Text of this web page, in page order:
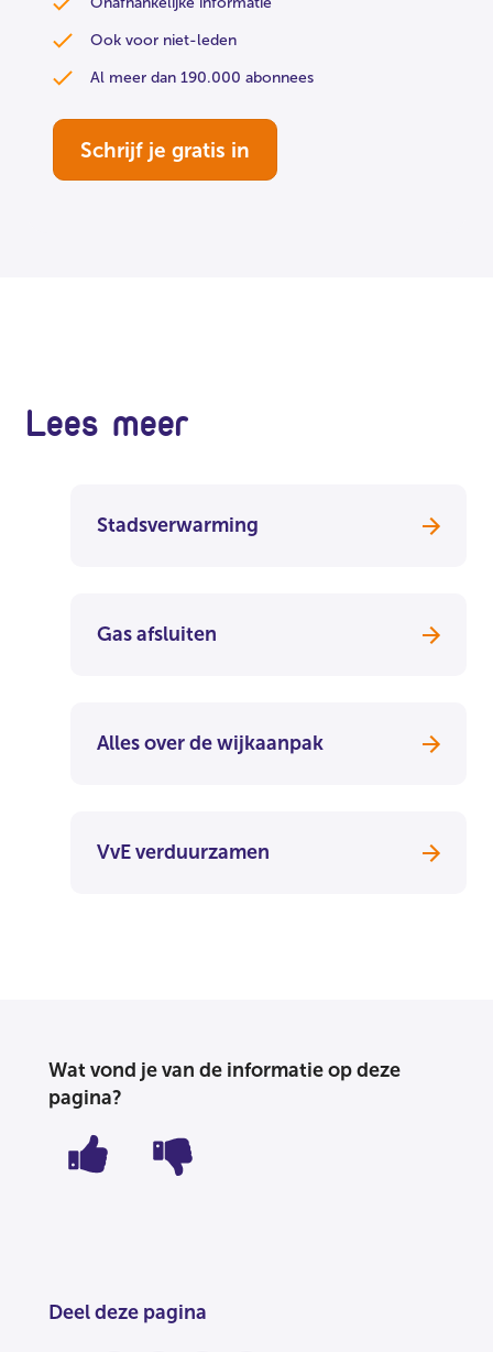
Ook voor niet-leden
Al meer dan 190.000 abonnees
Schrijf je gratis in
Lees meer
Stadsverwarming
Gas afsluiten
Alles over de wijkaanpak
VvE verduurzamen
Wat vond je van de informatie op deze
pagina?
Deel deze pagina